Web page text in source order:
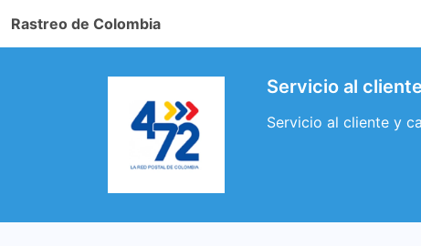
Rastreo de Colombia
Servicio al
Servicio al cliente y